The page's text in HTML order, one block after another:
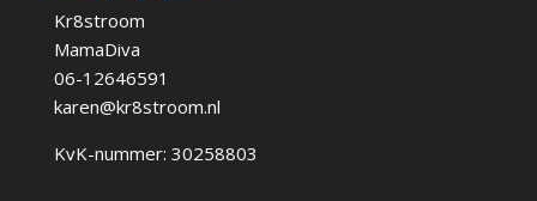
Kr8stroom
MamaDiva
06-12646591
karen@kr8stroom.nl
KvK-nummer: 30258803